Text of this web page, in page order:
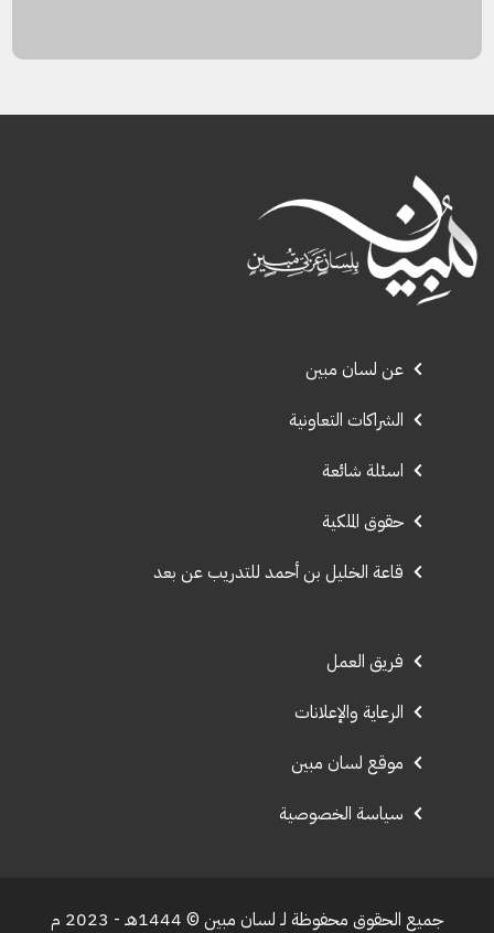
عن لسان مبين
الشراكات التعاونية
اسئلة شائعة
حقوق الملكية
قاعة الخليل بن أحمد للتدريب عن بعد
فريق العمل
الرعاية والإعلانات
موقع لسان مبين
سياسة الخصوصية
جميع الحقوق محفوظة لـ لسان مبين © 1444هـ - 2023 م